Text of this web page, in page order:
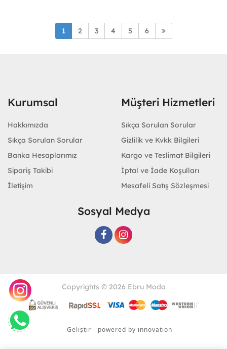
1 2 3 4 5 6
Kurumsal
Hakkımızda
Sıkça Sorulan Sorular
Banka Hesaplarımız
Sipariş Takibi
İletişim
Müşteri Hizmetleri
Sıkça Sorulan Sorular
Gizlilik ve Kvkk Bilgileri
Kargo ve Teslimat Bilgileri
İptal ve İade Koşulları
Mesafeli Satış Sözleşmesi
Sosyal Medya
Copyrights © 2026 Ebru Moda
Geliştir - powered by innovation